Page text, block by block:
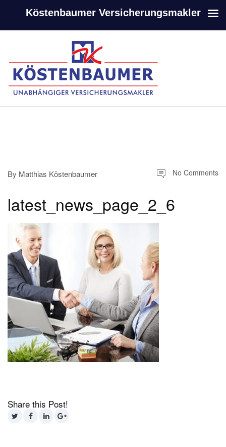
-
By Matthias Köstenbaumer No Comments
latest_news_page_2_6
Share this Post!
Köstenbaumer Versicherungsmakler